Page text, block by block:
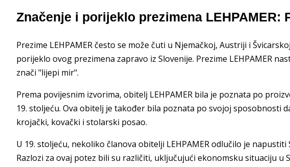
Značenje i porijeklo prezimena
Prezime LEHPAMER često se može čuti u Njemačkoj, Austriji i
porijeklo ovog prezimena zapravo iz Slovenije. Prezime LEHPAMER
znači "lijepi mir".
Prema povijesnim izvorima, obitelj LEHPAMER bila je poznata po
19. stoljeću. Ova obitelj je također bila poznata po svojoj sposobnosti
krojački, kovački i stolarski posao.
U 19. stoljeću, nekoliko članova obitelji LEHPAMER odlučilo je
Razlozi za ovaj potez bili su različiti, uključujući ekonomsku situaciju u